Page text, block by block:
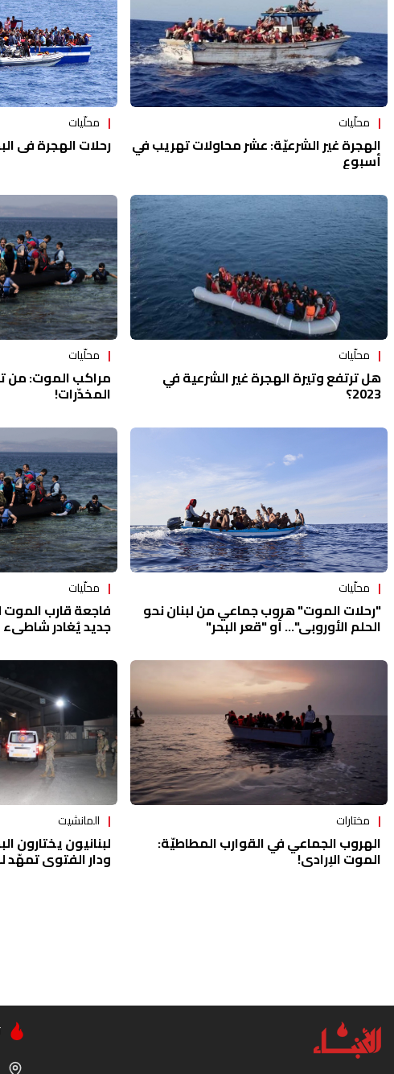
محلّيات
الهجرة غير الشرعيّة: عشر محاولات تهريب في
أسبوع
محلّيات
رحلات الهجرة في
محلّيات
هل ترتفع وتيرة الهجرة غير الشرعية في
2023؟
محلّيات
مراكب الموت: من
المخدّرات!
محلّيات
"رحلات الموت" هروب جماعي من لبنان نحو
الحلم الأوروبي"... أو "قعر البحر"
محلّيات
فاجعة قارب الموت
جديد يُغادر شاطىء
مختارات
الهروب الجماعي في القوارب المطاطيّة:
الموت الإرادي!
المانشيت
لبنانيون يختارون
ودار الفتوى تمهّد